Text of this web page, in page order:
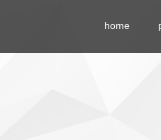
home